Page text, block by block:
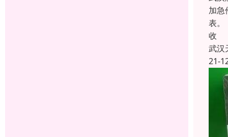
加
表
收
武汉
21-